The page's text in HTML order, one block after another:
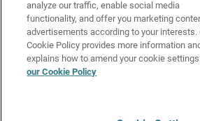
Privacy Policy
Media & Brand Kit
Manage Email Preferences
analyze our traffic, enable social media
functionality, and offer you marketing
advertisements according to your interests.
Cookie Policy provides more information
explains how to amend your cookie
our Cookie Policy